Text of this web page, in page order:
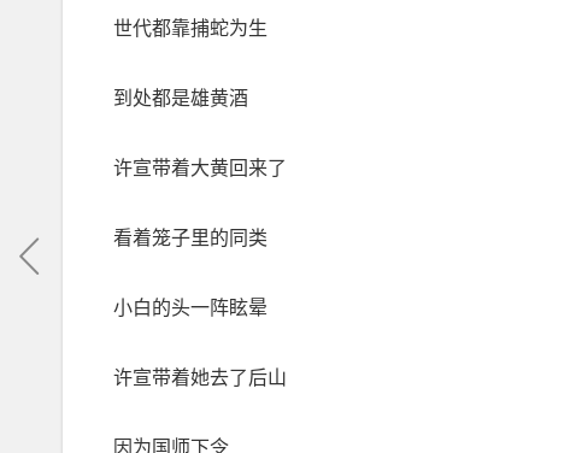
世代都靠捕蛇为生
到处都是雄黄酒
许宣带着大黄回来了
看着笼子里的同类
小白的头一阵眩晕
许宣带着她去了后山
因为国师下令